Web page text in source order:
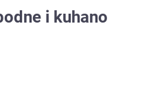
i kuhano